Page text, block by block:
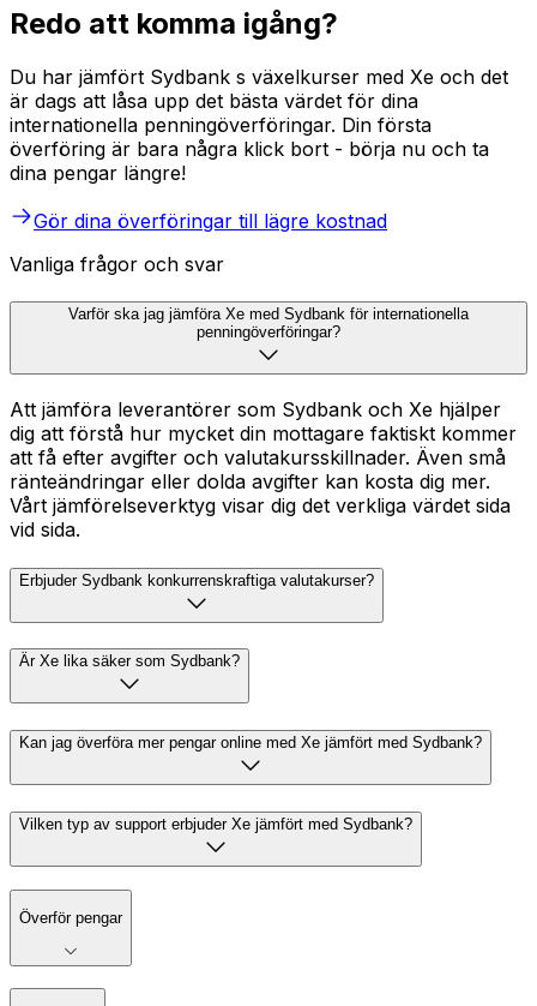
Redo att komma igång?
Du har jämfört Sydbank s växelkurser med Xe och det
är dags att låsa upp det bästa värdet för dina
internationella penningöverföringar. Din första
överföring är bara några klick bort - börja nu och ta
dina pengar längre!
Gör dina överföringar till lägre kostnad
Vanliga frågor och svar
Varför ska jag jämföra Xe med Sydbank för internationella
penningöverföringar?
Att jämföra leverantörer som Sydbank och Xe hjälper
dig att förstå hur mycket din mottagare faktiskt kommer
att få efter avgifter och valutakursskillnader. Även små
ränteändringar eller dolda avgifter kan kosta dig mer.
Vårt jämförelseverktyg visar dig det verkliga värdet sida
vid sida.
Erbjuder Sydbank konkurrenskraftiga valutakurser?
Är Xe lika säker som Sydbank?
Kan jag överföra mer pengar online med Xe jämfört med Sydbank?
Vilken typ av support erbjuder Xe jämfört med Sydbank?
Överför pengar